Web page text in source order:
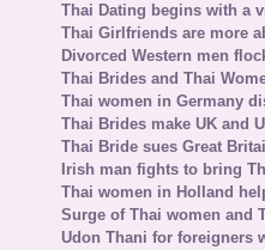
Thai Dating begins with a
Thai Girlfriends are more
Divorced Western men
Thai Brides and Thai
Thai women in Germany
Thai Brides make UK and
Thai Bride sues Great
Irish man fights to bring
Thai women in Holland
Surge of Thai women and
Udon Thani for foreigners